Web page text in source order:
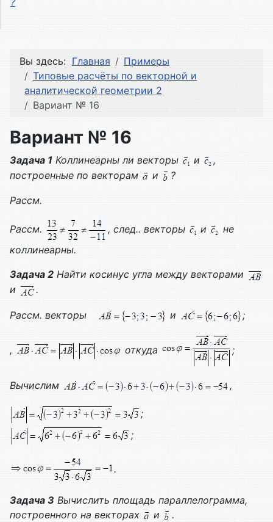
Вы здесь: Главная
Примеры
Типовые расчёты по векторной и
аналитической геометрии 2
Вариант № 16
Вариант № 16
Задача 1 Коллинеарны ли векторы и
,
построенные по векторам
и ?
Рассм.
Рассм. , след.. векторы и
не
коллинеарны.
Задача 2 Найти косинус угла между векторами
и
.
Рассм. векторы и ;
, откуда ;
Вычислим ,
;
;
.
Задача 3 Вычислить площадь параллелограмма,
построенного на векторах
и .